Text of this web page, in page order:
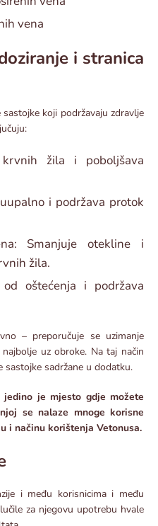
vena
i stranica
koji podržavaju zdravlje
žila i poboljšava
i podržava protok
Smanjuje otekline i
žila.
oštećenja i podržava
– preporučuje se uzimanje
uz obroke. Na taj način
sastojke sadržane u dodatku.
jedino je mjesto gdje možete
se nalaze mnoge korisne
i načinu korištenja Vetonusa.
i među korisnicima i među
za njegovu upotrebu hvale